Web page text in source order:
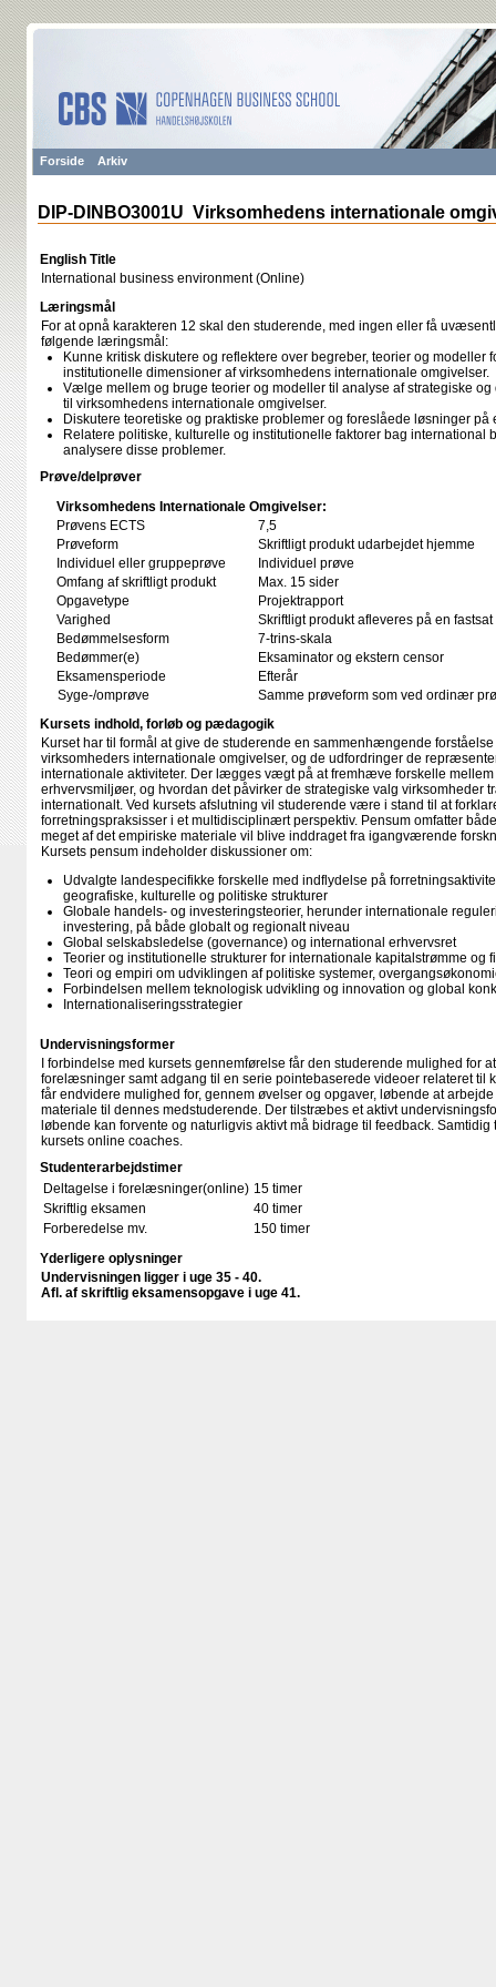
Forside Arkiv
DIP-DINBO3001U Virksomhedens internationale
English Title
International business environment (Online)
Læringsmål
For at opnå karakteren 12 skal den studerende, med ingen eller få
følgende læringsmål:
Kunne kritisk diskutere og reflektere over begreber, teorier og modeller
institutionelle dimensioner af virksomhedens internationale omgivelser.
Vælge mellem og bruge teorier og modeller til analyse af strategiske
til virksomhedens internationale omgivelser.
Diskutere teoretiske og praktiske problemer og foreslåede løsninger på
Relatere politiske, kulturelle og institutionelle faktorer bag international
analysere disse problemer.
Prøve/delprøver
Virksomhedens Internationale Omgivelser:
Prøvens ECTS
7,5
Prøveform
Skriftligt produkt udarbejdet hjemme
Individuel eller gruppeprøve
Individuel prøve
Omfang af skriftligt produkt
Max. 15 sider
Opgavetype
Projektrapport
Varighed
Skriftligt produkt afleveres på en
Bedømmelsesform
7-trins-skala
Bedømmer(e)
Eksaminator og ekstern censor
Eksamensperiode
Efterår
Syge-/omprøve
Samme prøveform som ved ordinær
Kursets indhold, forløb og pædagogik
Kurset har til formål at give de studerende en sammenhængende
virksomheders internationale omgivelser, og de udfordringer de
internationale aktiviteter. Der lægges vægt på at fremhæve forskelle
erhvervsmiljøer, og hvordan det påvirker de strategiske valg virksomheder
internationalt. Ved kursets afslutning vil studerende være i stand til at
forretningspraksisser i et multidisciplinært perspektiv. Pensum omfatter
meget af det empiriske materiale vil blive inddraget fra igangværende
Kursets pensum indeholder diskussioner om:
Udvalgte landespecifikke forskelle med indflydelse på
geografiske, kulturelle og politiske strukturer
Globale handels- og investeringsteorier, herunder internationale
investering, på både globalt og regionalt niveau
Global selskabsledelse (governance) og international erhvervsret
Teorier og institutionelle strukturer for internationale kapitalstrømme og
Teori og empiri om udviklingen af politiske systemer,
Forbindelsen mellem teknologisk udvikling og innovation og global
Internationaliseringsstrategier
Undervisningsformer
I forbindelse med kursets gennemførelse får den studerende mulighed for
forelæsninger samt adgang til en serie pointebaserede videoer relateret til
får endvidere mulighed for, gennem øvelser og opgaver, løbende at
materiale til dennes medstuderende. Der tilstræbes et aktivt
løbende kan forvente og naturligvis aktivt må bidrage til feedback.
kursets online coaches.
Studenterarbejdstimer
Deltagelse i forelæsninger(online) 15 timer
Skriftlig eksamen
40 timer
Forberedelse mv.
150 timer
Yderligere oplysninger
Undervisningen ligger i uge 35 - 40.
Afl. af skriftlig eksamensopgave i uge 41.